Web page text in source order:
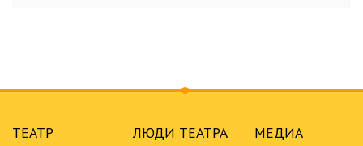
ТЕАТР ЛЮДИ ТЕАТРА МЕДИА